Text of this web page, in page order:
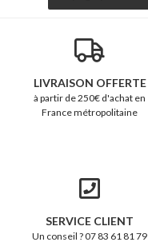
LIVRAISON OFFERTE
à partir de 250€ d'achat en
France métropolitaine
SERVICE CLIENT
Un conseil ? 07 83 61 81 79